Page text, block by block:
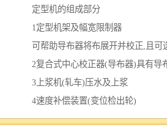
定型机的组成部分
1定型机架及幅宽限制器
可帮助导布器将布展开并校正,且可
2复合式中心校正器(导布器)具有导
3上浆机(轧车)压水及上浆
4速度补偿装置(变位检出轮)
可控制上浆机及定型机之间的张力